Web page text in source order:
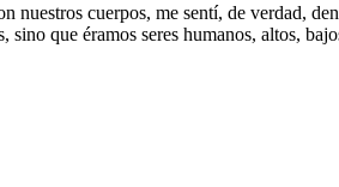
cuerpos, me sentí, de verdad,
que éramos seres humanos, altos,